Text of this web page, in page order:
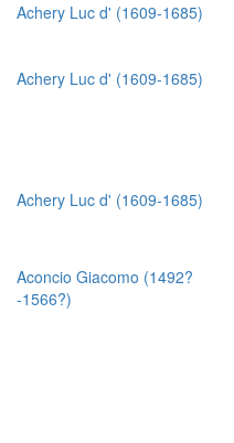
Achery Luc d' (1609-1685)
Achery Luc d' (1609-1685)
Achery Luc d' (1609-1685)
Aconcio Giacomo (1492?
-1566?)